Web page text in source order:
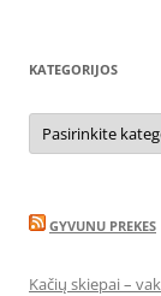
KATEGORIJOS
Kategorijos
GYVUNU PREKES
Kačių skiepai –